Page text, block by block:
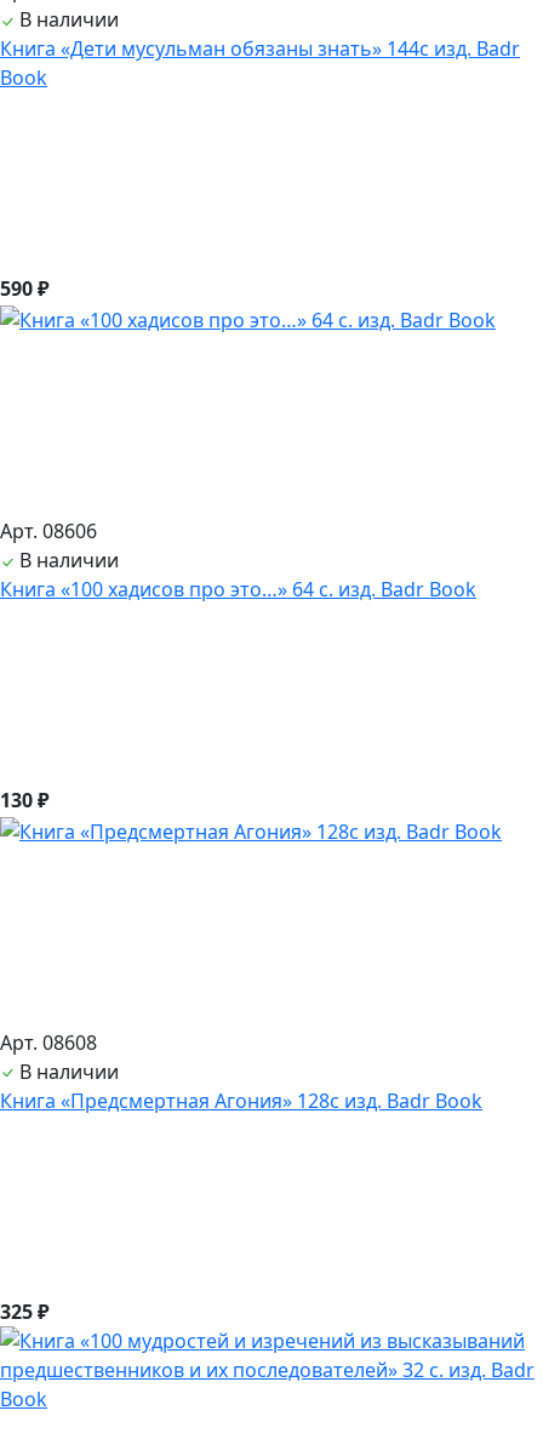
В наличии
Книга «Дети мусульман обязаны знать» 144с изд. Badr
Book
590 ₽
Арт. 08606
В наличии
Книга «100 хадисов про это…» 64 с. изд. Badr Book
130 ₽
Арт. 08608
В наличии
Книга «Предсмертная Агония» 128с изд. Badr Book
325 ₽